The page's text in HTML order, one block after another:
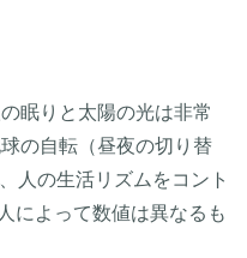
眠りと太陽の光は非常
の自転（昼夜の切り替
人の生活リズムをコント
によって数値は異なるも